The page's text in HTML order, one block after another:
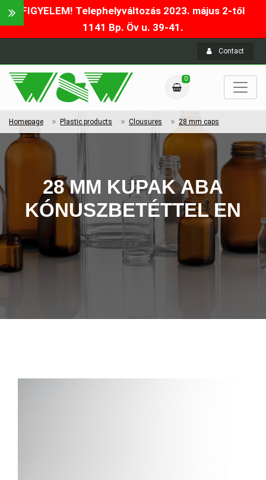
FIGYELEM! Telephelyváltozás 2023. május 2-től
1141 Bp. Öv u. 39-41.
Contact
0
Homepage Plastic products Clousures 28 mm caps
28 MM KUPAK ABA
KÓNUSZBETÉTTEL EN